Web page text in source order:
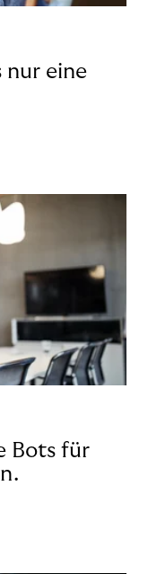
nur eine
Bots für